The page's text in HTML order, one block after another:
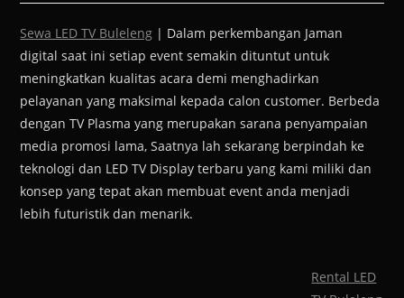
Sewa LED TV Buleleng | Dalam perkembangan Jaman
digital saat ini setiap event semakin dituntut untuk
meningkatkan kualitas acara demi menghadirkan
pelayanan yang maksimal kepada calon customer. Berbeda
dengan TV Plasma yang merupakan sarana penyampaian
media promosi lama, Saatnya lah sekarang berpindah ke
teknologi dan LED TV Display terbaru yang kami miliki dan
konsep yang tepat akan membuat event anda menjadi
lebih futuristik dan menarik.
Rental LED